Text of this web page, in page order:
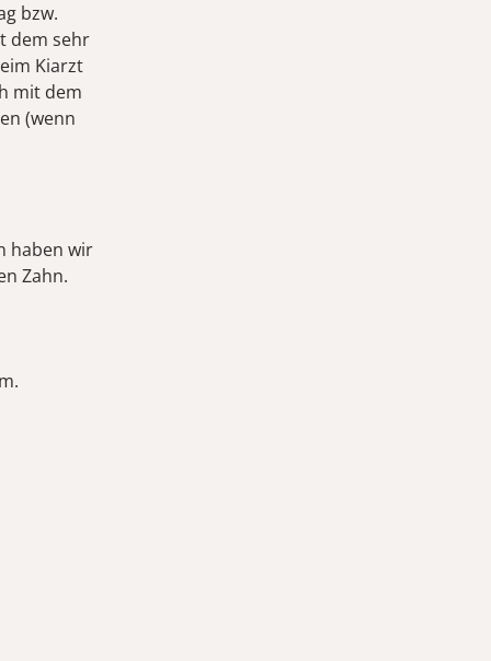
bzw.
dem sehr
Kiarzt
mit dem
(wenn
haben wir
Zahn.